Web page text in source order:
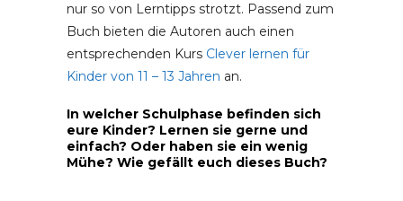
nur so von Lerntipps strotzt. Passend zum
Buch bieten die Autoren auch einen
entsprechenden Kurs Clever lernen für
Kinder von 11 – 13 Jahren an.
In welcher Schulphase befinden sich
eure Kinder? Lernen sie gerne und
einfach? Oder haben sie ein wenig
Mühe? Wie gefällt euch dieses Buch?